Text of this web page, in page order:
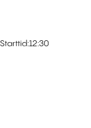
Starttid:12:30